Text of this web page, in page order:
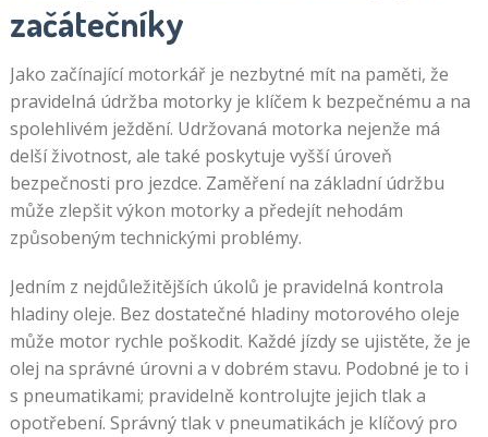
začátečníky
Jako začínající motorkář je nezbytné mít na paměti, že
pravidelná údržba motorky je klíčem k bezpečnému a na
spolehlivém ježdění. Udržovaná motorka nejenže má
delší životnost, ale také poskytuje vyšší úroveň
bezpečnosti pro jezdce. Zaměření na základní údržbu
může zlepšit výkon motorky a předejít nehodám
způsobeným technickými problémy.
Jedním z nejdůležitějších úkolů je pravidelná kontrola
hladiny oleje. Bez dostatečné hladiny motorového oleje
může motor rychle poškodit. Každé jízdy se ujistěte, že je
olej na správné úrovni a v dobrém stavu. Podobné je to i
s pneumatikami; pravidelně kontrolujte jejich tlak a
opotřebení. Správný tlak v pneumatikách je klíčový pro